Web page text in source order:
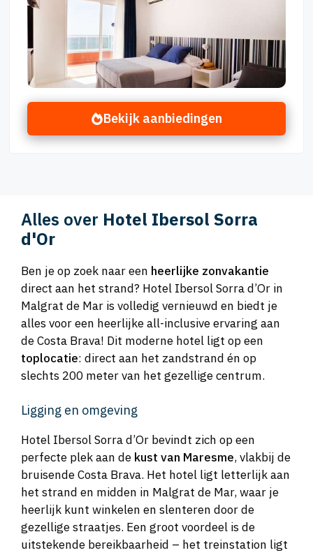
Bekijk aanbiedingen
Alles over Hotel Ibersol Sorra
d'Or
Ben je op zoek naar een heerlijke zonvakantie
direct aan het strand? Hotel Ibersol Sorra d’Or in
Malgrat de Mar is volledig vernieuwd en biedt je
alles voor een heerlijke all-inclusive ervaring aan
de Costa Brava! Dit moderne hotel ligt op een
toplocatie: direct aan het zandstrand én op
slechts 200 meter van het gezellige centrum.
Ligging en omgeving
Hotel Ibersol Sorra d’Or bevindt zich op een
perfecte plek aan de kust van Maresme, vlakbij de
bruisende Costa Brava. Het hotel ligt letterlijk aan
het strand en midden in Malgrat de Mar, waar je
heerlijk kunt winkelen en slenteren door de
gezellige straatjes. Een groot voordeel is de
uitstekende bereikbaarheid – het treinstation ligt